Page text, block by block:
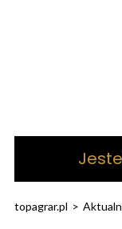
topagrar.pl >